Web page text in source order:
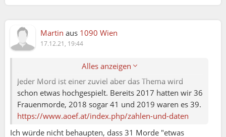
Martin aus 1090 Wien
17.12.21, 19:44
Alles anzeigen
MONALISA (17.12.2021 19:09):
So, jetzt haben wir schon in Österreich 31
Frauenmorde !!! Und bis Ende des Jahres haben
wir noch ein bisschen. Gerade um die
Weihnachtszeit explodiert die häusliche Gewalt
Jeder Mord ist einer zuviel aber das Thema wird
schon etwas hochgespielt. Bereits 2017 hatten wir 36
Frauenmorde, 2018 sogar 41 und 2019 waren es 39.
https://www.aoef.at/index.php/zahlen-und-daten
Ich würde nicht behaupten, dass 31 Morde "etwas